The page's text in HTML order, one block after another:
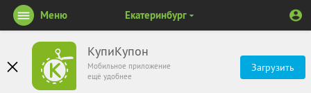
КупиКупон
Мобильное приложение
ещё удобнее
Загрузить
Меню Екатеринбург